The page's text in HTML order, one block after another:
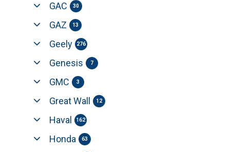
GAC 30
GAZ 13
Geely 276
Genesis 7
GMC 3
Great Wall 12
Haval 162
Honda 63